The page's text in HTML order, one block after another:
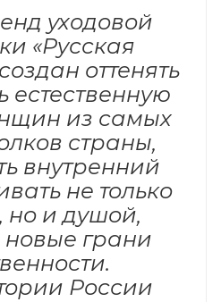
уходовой
«Русская
оттенять
естественную
из самых
страны,
внутренний
не только
но и душой,
новые грани
России